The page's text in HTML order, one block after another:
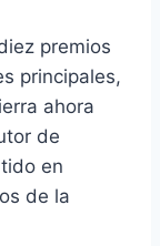
premios
principales,
ahora
de
en
de la